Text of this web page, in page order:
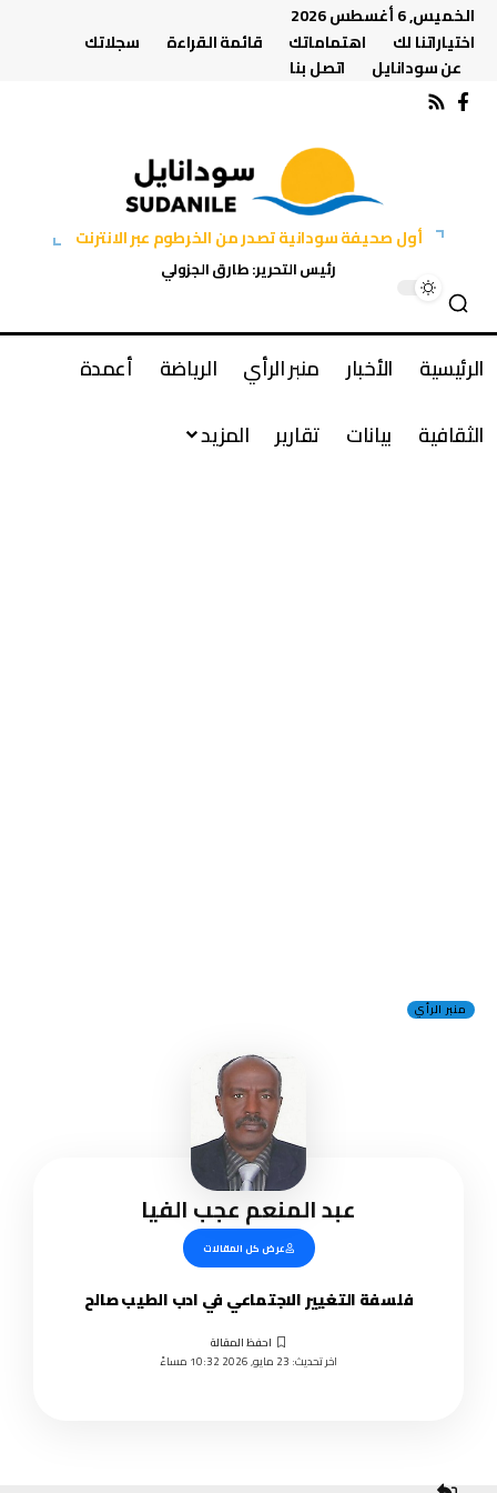
الخميس, 6 أغسطس 2026
اختياراتنا لك
اهتماماتك قائمة القراءة
سجلاتك
عن سودانايل
اتصل بنا
أول صحيفة سودانية تصدر من الخرطوم عبر الانترنت
رئيس التحرير: طارق الجزولي
الرئيسية الأخبار منبر الرأي الرياضة
أعمدة
الثقافية
بيانات تقارير المزيد
منبر الرأي
عبد المنعم عجب الفيا
عرض كل المقالات
فلسفة التغيير الاجتماعي في ادب الطيب صالح
اخر تحديث: 23 مايو, 2026 10:32 مساءً